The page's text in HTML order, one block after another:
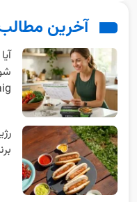
آخرین
برنامه